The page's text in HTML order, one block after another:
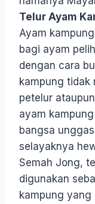
Telur Ayam
Ayam
bagi ayam
dengan cara
kampung tidak
petelur
ayam
bangsa
selayaknya
Semah Jong,
digunakan
kampung yang